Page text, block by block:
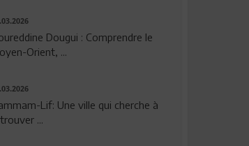
Dougui : Comprendre le
Orient, ...
Lif: Une ville qui cherche à
...